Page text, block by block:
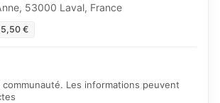
53000 Laval, France
€
communauté. Les informations peuvent